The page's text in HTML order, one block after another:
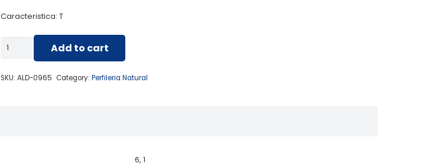
Caracteristica: T
ALD-
FACHADA
Add to cart
SKU: ALD-0965 Category: Perfileria Natural
6, 1